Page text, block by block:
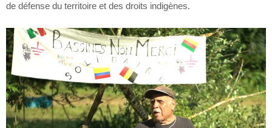
de défense du territoire et des droits indigènes.